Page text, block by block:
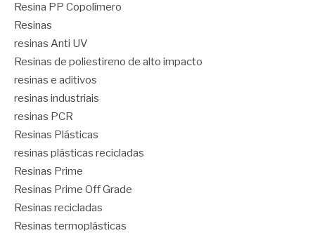
Resina PP Copolímero
Resinas
resinas Anti UV
Resinas de poliestireno de alto impacto
resinas e aditivos
resinas industriais
resinas PCR
Resinas Plásticas
resinas plásticas recicladas
Resinas Prime
Resinas Prime Off Grade
Resinas recicladas
Resinas termoplásticas